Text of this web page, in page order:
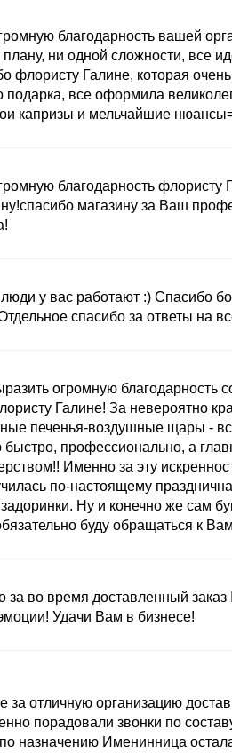
благодарность вашей
плану, ни одной сложности, все
флористу Галине, которая
подарка, все оформила
капризы и мельчайшие
благодарность флористу
магазину за Ваш
у вас работают :) Спасибо
спасибо за ответы на
огромную благодарность
Галине! За невероятно
печенья-воздушные щары -
быстро, профессионально, а
Именно за эту
по-настоящему
задоринки. Ну и конечно же сам
буду обращаться к
за во время доставленный
Удачи Вам в бизнесе!
за отличную организацию
порадовали звонки по
по назначению Именинница